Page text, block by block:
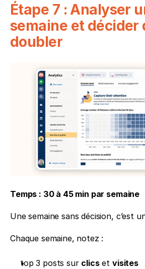
Étape 7 : Analyser
semaine et décider
doubler
Temps : 30 à 45 min par semaine
Une semaine sans décision, c’est
Chaque semaine, notez :
top 3 posts sur clics et visites